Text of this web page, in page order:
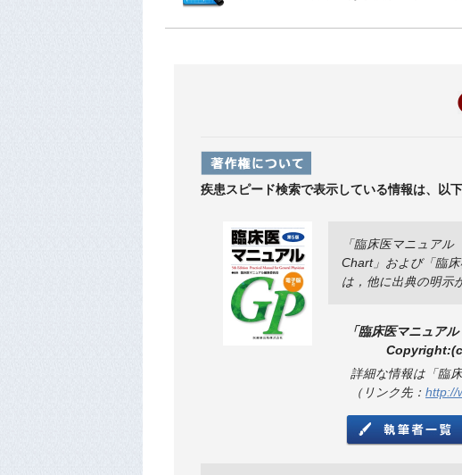
疾患スピード検索で表示している情報は、以
「臨床医マニュア
Chart」および「臨
は，他に出典の明示
「臨床医マニュア
詳細な情報は「臨
（リンク先： http://